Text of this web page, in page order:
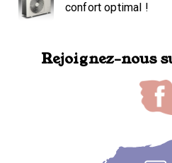
confort optimal !
Rejoignez-nous